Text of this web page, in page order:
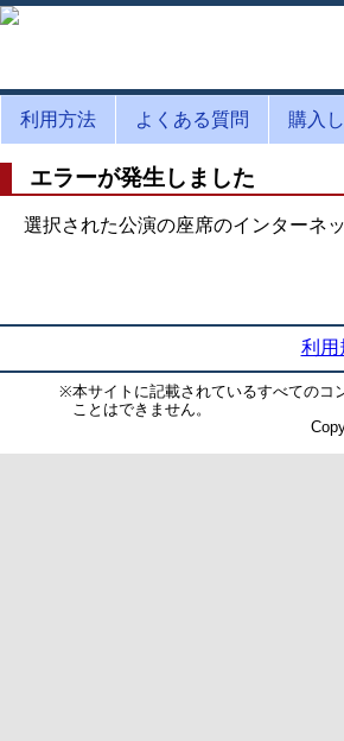
利用方法 よくある質問 購入
エラーが発生しました
選択された公演の座席のインターネ
利用
※本サイトに記載されているすべてのコ
ことはできません。